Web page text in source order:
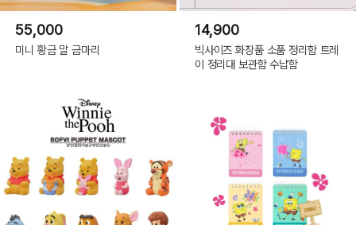
55,000
미니 황금 말 금마리
14,900
빅사이즈 화장품 소품 정리함 트레
이 정리대 보관함 수납함